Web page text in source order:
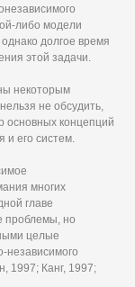
либо модели
долгое время
этой задачи.
некоторым
не обсудить,
основных концепций
и его систем.
многих
главе
проблемы, но
целые
1997; Канг, 1997;